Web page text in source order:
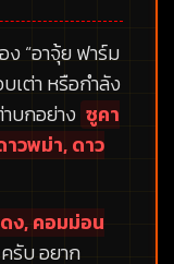
ง “อาจุ้ย ฟาร์ม
เต่า หรือกำลัง
บกอย่าง ซูคา
าวพม่า, ดาว
ง, คอมม่อน
รับ อยาก